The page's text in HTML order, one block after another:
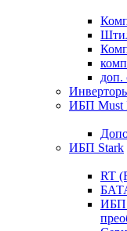
доп.
ИБП Must
ИБП Stark
RT
ИБП